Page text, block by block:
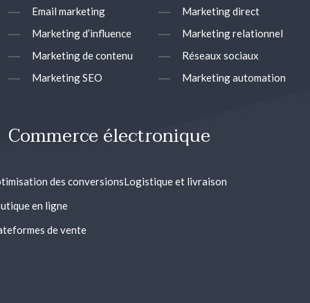
Email marketing
Marketing d’influence
Marketing de contenu
Marketing SEO
Marketing direct
Marketing relationnel
Réseaux sociaux
Marketing automation
Commerce électronique
des conversionsLogistique et livraison
en ligne
de vente